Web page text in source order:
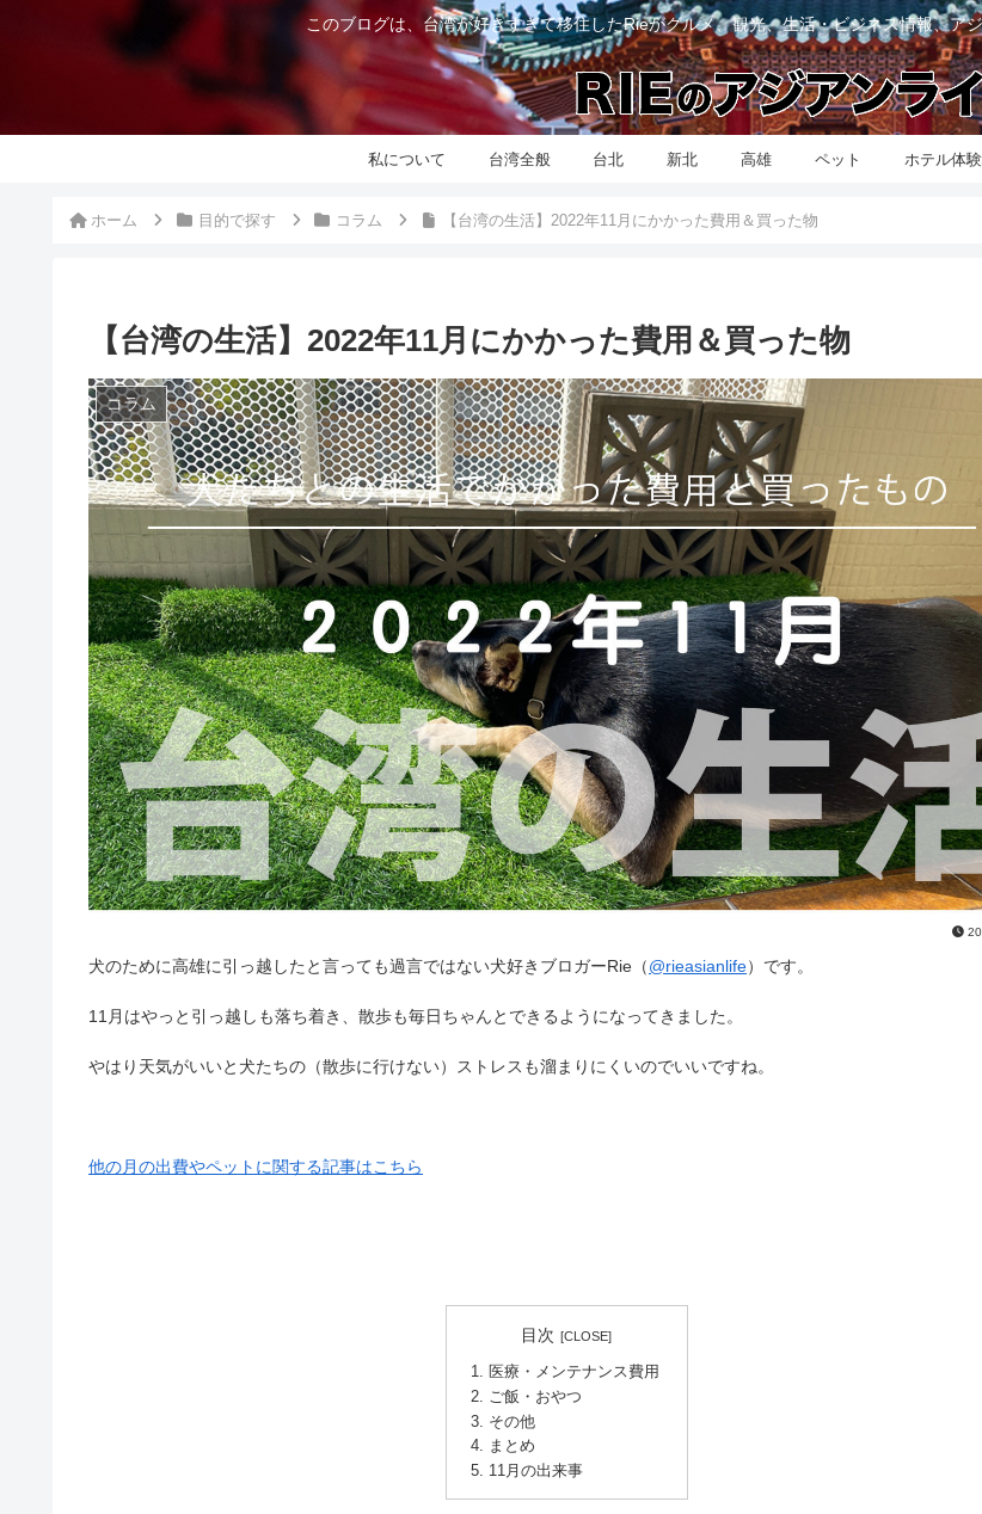
このブログは、台湾が好きすぎて移住したRieがグルメ、観光、生活・ビジネス情報、ア
私について 台湾全般 台北 新北 高雄 ペット ホテル体
ホーム 目的で探す コラム 【台湾の生活】2022年11月にかかった費用＆買った物
【台湾の生活】2022年11月にかかった費用＆買った物
コラム
犬のために高雄に引っ越したと言っても過言ではない犬好きブロガーRie（@rieasianlife）です。
11月はやっと引っ越しも落ち着き、散歩も毎日ちゃんとできるようになってきました。
やはり天気がいいと犬たちの（散歩に行けない）ストレスも溜まりにくいのでいいですね。
他の月の出費やペットに関する記事はこちら
目次
医療・メンテナンス費用
ご飯・おやつ
その他
まとめ
11月の出来事